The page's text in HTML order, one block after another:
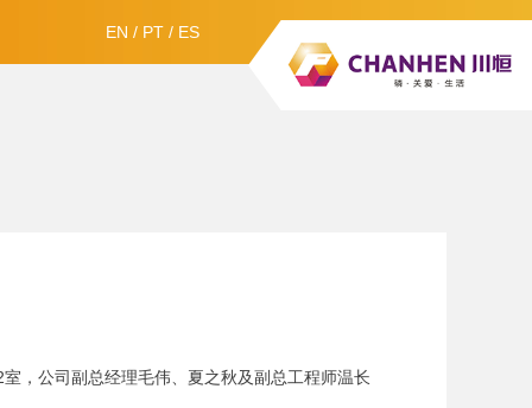
EN / PT / ES
，公司副总经理毛伟、夏之秋及副总工程师温长